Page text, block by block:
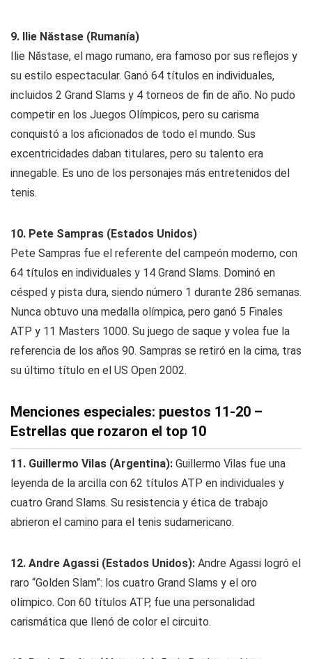
9. Ilie Năstase (Rumanía)
Ilie Năstase, el mago rumano, era famoso por sus reflejos y
su estilo espectacular. Ganó 64 títulos en individuales,
incluidos 2 Grand Slams y 4 torneos de fin de año. No pudo
competir en los Juegos Olímpicos, pero su carisma
conquistó a los aficionados de todo el mundo. Sus
excentricidades daban titulares, pero su talento era
innegable. Es uno de los personajes más entretenidos del
tenis.
10. Pete Sampras (Estados Unidos)
Pete Sampras fue el referente del campeón moderno, con
64 títulos en individuales y 14 Grand Slams. Dominó en
césped y pista dura, siendo número 1 durante 286 semanas.
Nunca obtuvo una medalla olímpica, pero ganó 5 Finales
ATP y 11 Masters 1000. Su juego de saque y volea fue la
referencia de los años 90. Sampras se retiró en la cima, tras
su último título en el US Open 2002.
Menciones especiales: puestos 11-20 –
Estrellas que rozaron el top 10
11. Guillermo Vilas (Argentina): Guillermo Vilas fue una
leyenda de la arcilla con 62 títulos ATP en individuales y
cuatro Grand Slams. Su resistencia y ética de trabajo
abrieron el camino para el tenis sudamericano.
12. Andre Agassi (Estados Unidos): Andre Agassi logró el
raro “Golden Slam”: los cuatro Grand Slams y el oro
olímpico. Con 60 títulos ATP, fue una personalidad
carismática que llenó de color el circuito.